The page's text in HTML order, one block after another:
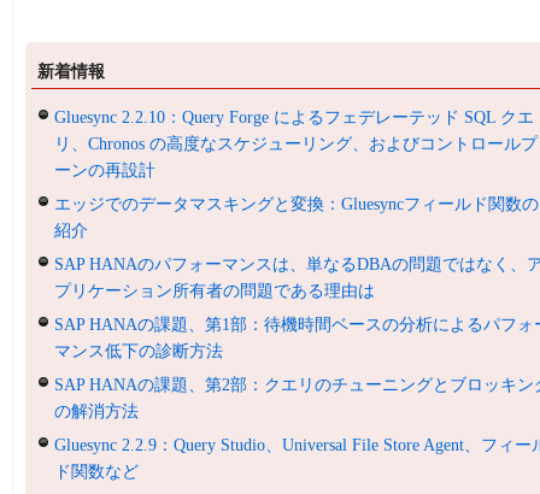
新着情報
Gluesync 2.2.10：Query Forge によるフェデレーテッド SQL クエ
リ、Chronos の高度なスケジューリング、およびコントロール
ーンの再設計
エッジでのデータマスキングと変換：Gluesyncフィールド関数の
紹介
SAP HANAのパフォーマンスは、単なるDBAの問題ではなく、
プリケーション所有者の問題である理由は
SAP HANAの課題、第1部：待機時間ベースの分析によるパフォ
マンス低下の診断方法
SAP HANAの課題、第2部：クエリのチューニングとブロッキン
の解消方法
Gluesync 2.2.9：Query Studio、Universal File Store Agent、フィー
ド関数など